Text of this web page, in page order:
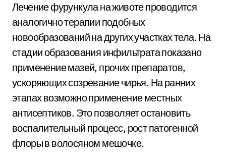
Лечение фурункула на животе проводится
аналогично терапии подобных
новообразований на других участках тела. На
стадии образования инфильтрата показано
применение мазей, прочих препаратов,
ускоряющих созревание чирья. На ранних
этапах возможно применение местных
антисептиков. Это позволяет остановить
воспалительный процесс, рост патогенной
флоры в волосяном мешочке.